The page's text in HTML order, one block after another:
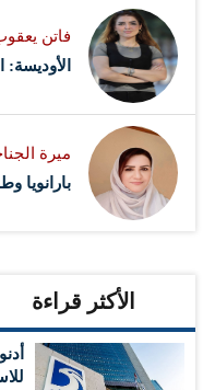
فاتن
ميرة
بارانويا
الأكثر قراءة